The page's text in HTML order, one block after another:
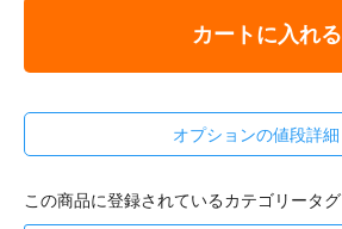
カートに入れる
オプションの値段詳細
この商品に登録されているカテゴリータグ